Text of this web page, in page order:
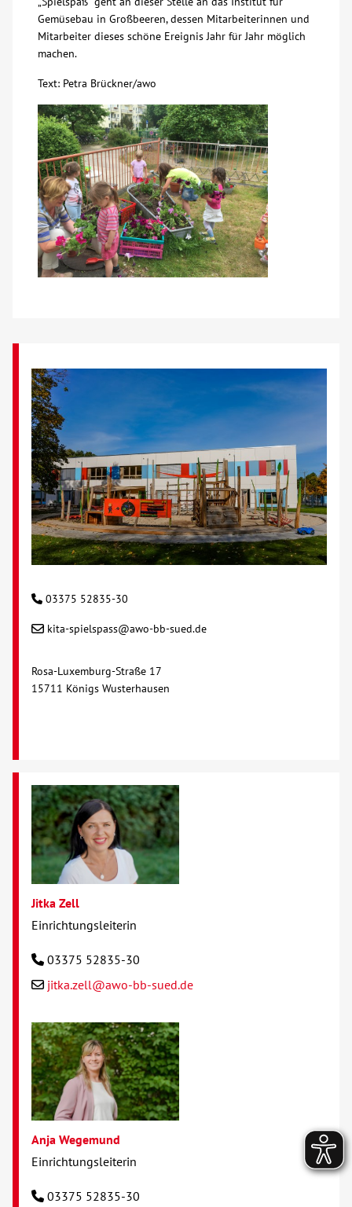
Gemüsebau in Großbeeren, dessen Mitarbeiterinnen und
Mitarbeiter dieses schöne Ereignis Jahr für Jahr möglich
machen.
Text: Petra Brückner/awo
03375 52835-30
kita-spielspass@awo-bb-sued.de
Rosa-Luxemburg-Straße 17
15711 Königs Wusterhausen
Jitka Zell
Einrichtungsleiterin
03375 52835-30
jitka.zell@awo-bb-sued.de
Anja Wegemund
Einrichtungsleiterin
03375 52835-30